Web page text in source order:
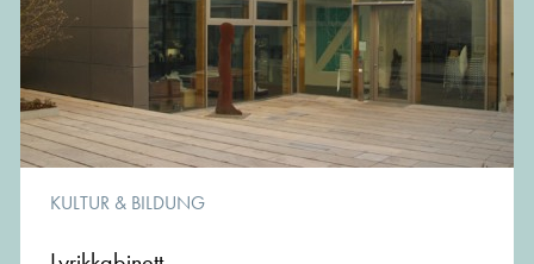
2003 - 2012
Diverse Preisrichtertätigkeiten
Parallel zum Büro Stefanie Jühling Partnerin in der
Stefanie Jühling Otto A. Bertram Landschaftsarchitekten
GbR BDLA
KULTUR & BILDUNG